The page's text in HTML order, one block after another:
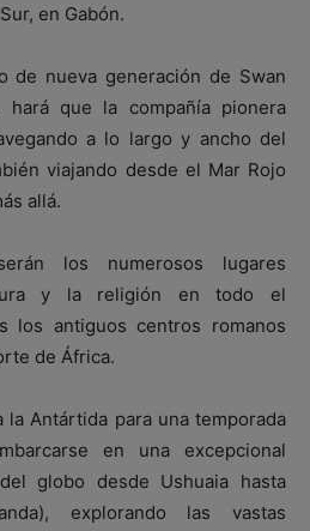
en Gabón.
de nueva generación de Swan
hará que la compañía pionera
a lo largo y ancho del
viajando desde el Mar Rojo
allá.
los numerosos lugares
y la religión en todo el
los antiguos centros romanos
de África.
la Antártida para una temporada
en una excepcional
globo desde Ushuaia hasta
explorando las vastas